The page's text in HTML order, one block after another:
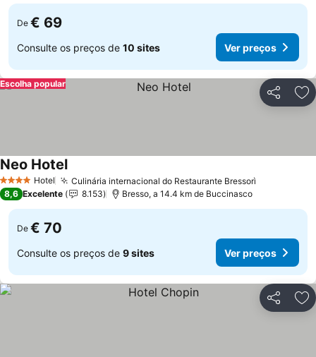
De € 69
Consulte os preços de 10 sites Ver preços
Partilhar
Escolha popular
4 EstrelasHotel Culinária internacional do Restaurante Bressorì
Neo Hotel
8,6 Excelente 8.153 Bresso, a 14.4 km de Buccinasco
De € 70
Consulte os preços de 9 sites Ver preços
Partilhar